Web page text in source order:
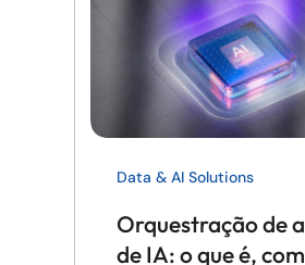
Data & AI Solutions
Orquestração de
de IA: o que é,